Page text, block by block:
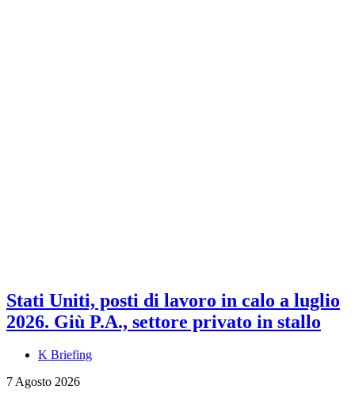
Stati Uniti, posti di lavoro in calo a luglio
2026. Giù P.A., settore privato in stallo
K Briefing
7 Agosto 2026